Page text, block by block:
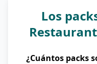
Los
¿Cuántos packs